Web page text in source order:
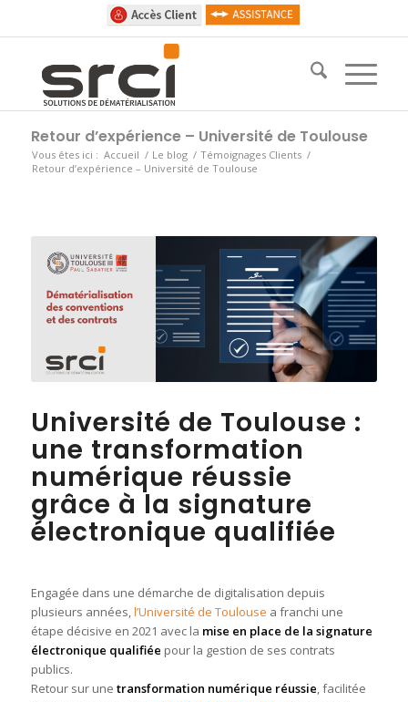
Retour d’expérience – Université de Toulouse
Vous êtes ici : Accueil / Le blog / Témoignages Clients /
Retour d’expérience – Université de Toulouse
Université de Toulouse :
une transformation
numérique réussie
grâce à la signature
électronique qualifiée
Engagée dans une démarche de digitalisation depuis
plusieurs années,l’Université de Toulouse a franchi une
étape décisive en 2021 avec la mise en place de la signature
électronique qualifiée pour la gestion de ses contrats
publics.
Retour sur une transformation numérique réussie, facilitée